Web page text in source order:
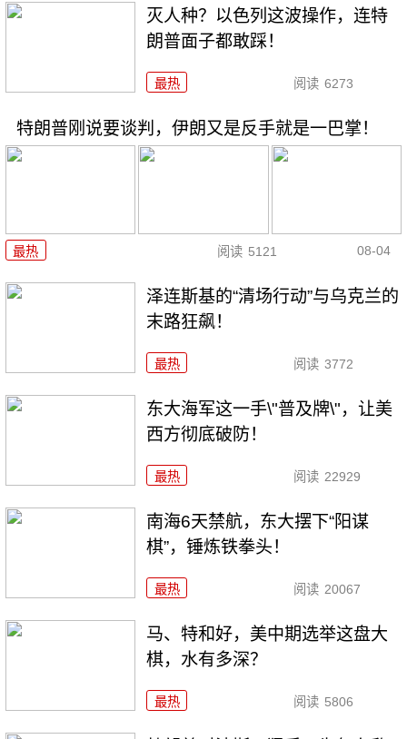
灭人种？以色列这波操作，连特
朗普面子都敢踩！
最热 阅读 6273
特朗普刚说要谈判，伊朗又是反手就是一巴掌！
最热 阅读 5121 08-04
泽连斯基的“清场行动”与乌克兰的
末路狂飙！
最热 阅读 3772
东大海军这一手\"普及牌\"，让美
西方彻底破防！
最热 阅读 22929
南海6天禁航，东大摆下“阳谋
棋”，锤炼铁拳头！
最热 阅读 20067
马、特和好，美中期选举这盘大
棋，水有多深？
最热 阅读 5806